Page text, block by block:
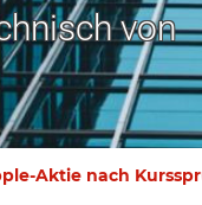
von
Aktie nach